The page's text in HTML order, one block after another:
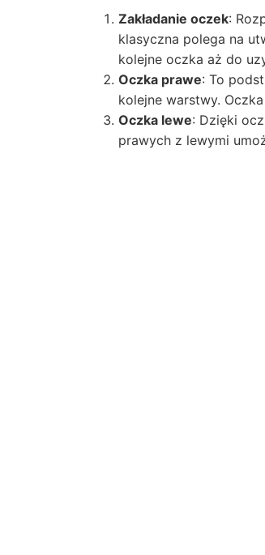
Zakładanie oczek:
klasyczna polega na
kolejne oczka aż do
Oczka prawe: To
kolejne warstwy.
Oczka lewe: Dzięki
prawych z lewymi